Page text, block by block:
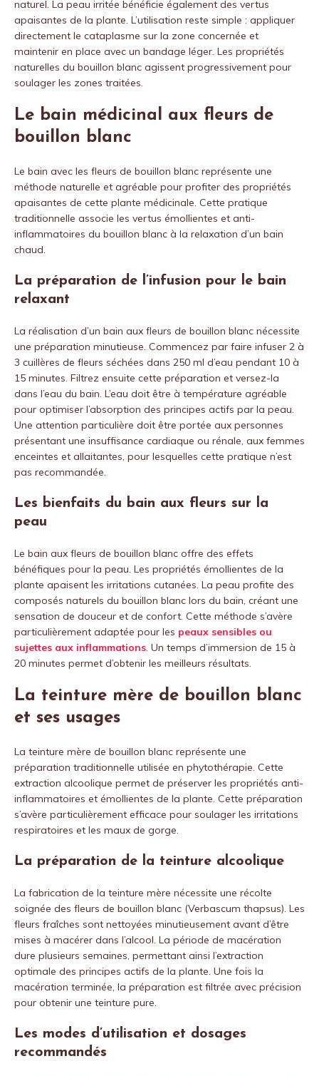
naturel. La peau irritée bénéficie également des vertus
apaisantes de la plante. L’utilisation reste simple : appliquer
directement le cataplasme sur la zone concernée et
maintenir en place avec un bandage léger. Les propriétés
naturelles du bouillon blanc agissent progressivement pour
soulager les zones traitées.
Le bain médicinal aux fleurs de
bouillon blanc
Le bain avec les fleurs de bouillon blanc représente une
méthode naturelle et agréable pour profiter des propriétés
apaisantes de cette plante médicinale. Cette pratique
traditionnelle associe les vertus émollientes et anti-
inflammatoires du bouillon blanc à la relaxation d’un bain
chaud.
La préparation de l’infusion pour le bain
relaxant
La réalisation d’un bain aux fleurs de bouillon blanc nécessite
une préparation minutieuse. Commencez par faire infuser 2 à
3 cuillères de fleurs séchées dans 250 ml d’eau pendant 10 à
15 minutes. Filtrez ensuite cette préparation et versez-la
dans l’eau du bain. L’eau doit être à température agréable
pour optimiser l’absorption des principes actifs par la peau.
Une attention particulière doit être portée aux personnes
présentant une insuffisance cardiaque ou rénale, aux femmes
enceintes et allaitantes, pour lesquelles cette pratique n’est
pas recommandée.
Les bienfaits du bain aux fleurs sur la
peau
Le bain aux fleurs de bouillon blanc offre des effets
bénéfiques pour la peau. Les propriétés émollientes de la
plante apaisent les irritations cutanées. La peau profite des
composés naturels du bouillon blanc lors du bain, créant une
sensation de douceur et de confort. Cette méthode s’avère
particulièrement adaptée pour les peaux sensibles ou
sujettes aux inflammations. Un temps d’immersion de 15 à
20 minutes permet d’obtenir les meilleurs résultats.
La teinture mère de bouillon blanc
et ses usages
La teinture mère de bouillon blanc représente une
préparation traditionnelle utilisée en phytothérapie. Cette
extraction alcoolique permet de préserver les propriétés anti-
inflammatoires et émollientes de la plante. Cette préparation
s’avère particulièrement efficace pour soulager les irritations
respiratoires et les maux de gorge.
La préparation de la teinture alcoolique
La fabrication de la teinture mère nécessite une récolte
soignée des fleurs de bouillon blanc (Verbascum thapsus). Les
fleurs fraîches sont nettoyées minutieusement avant d’être
mises à macérer dans l’alcool. La période de macération
dure plusieurs semaines, permettant ainsi l’extraction
optimale des principes actifs de la plante. Une fois la
macération terminée, la préparation est filtrée avec précision
pour obtenir une teinture pure.
Les modes d’utilisation et dosages
recommandés